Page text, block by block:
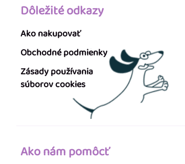
Dôležité odkazy
Ako nakupovať
Obchodné podmienky
Zásady používania
súborov cookies
Ako nám pomôcť